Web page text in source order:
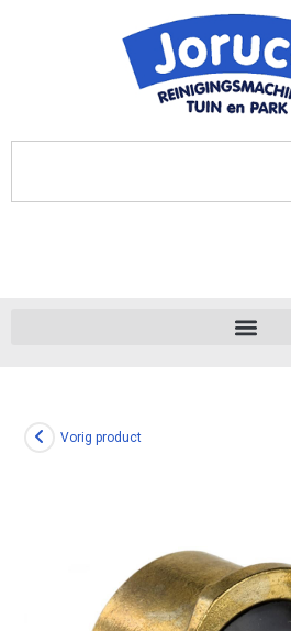
Vorig product